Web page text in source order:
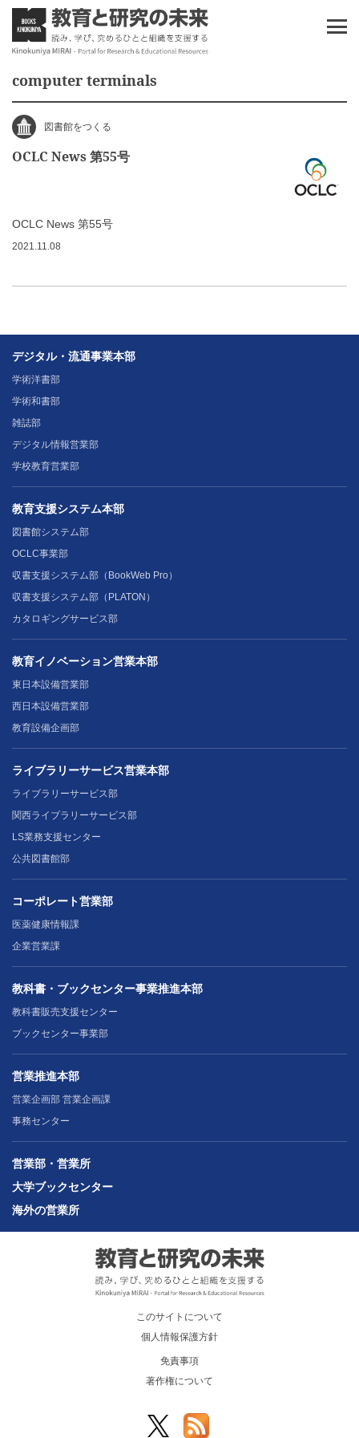
computer terminals
図書館をつくる
OCLC News 第55号
OCLC News 第55号
2021.11.08
デジタル・流通事業本部
学術洋書部
学術和書部
雑誌部
デジタル情報営業部
学校教育営業部
教育支援システム本部
図書館システム部
OCLC事業部
収書支援システム部（BookWeb Pro）
収書支援システム部（PLATON）
カタロギングサービス部
教育イノベーション営業本部
東日本設備営業部
西日本設備営業部
教育設備企画部
ライブラリーサービス営業本部
ライブラリーサービス部
関西ライブラリーサービス部
LS業務支援センター
公共図書館部
コーポレート営業部
医薬健康情報課
企業営業課
教科書・ブックセンター事業推進本部
教科書販売支援センター
ブックセンター事業部
営業推進本部
営業企画部 営業企画課
事務センター
営業部・営業所
大学ブックセンター
海外の営業所
このサイトについて
個人情報保護方針
免責事項
著作権について